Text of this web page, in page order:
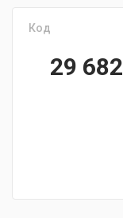
Код
29 682